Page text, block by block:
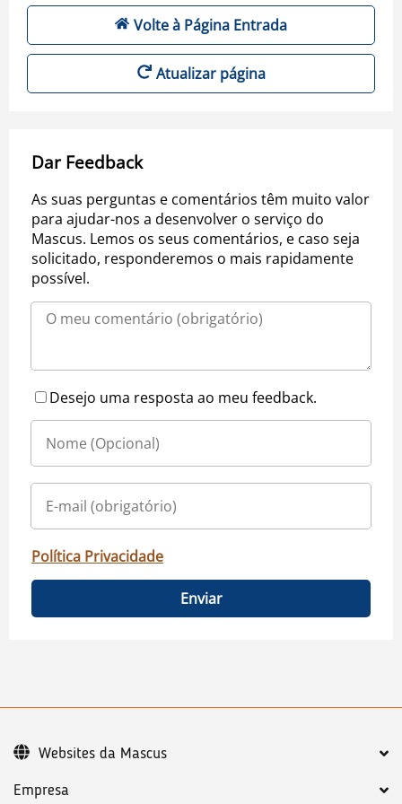
Volte à Página Entrada
Atualizar página
Dar Feedback
As suas perguntas e comentários têm muito valor
para ajudar-nos a desenvolver o serviço do
Mascus. Lemos os seus comentários, e caso seja
solicitado, responderemos o mais rapidamente
possível.
Desejo uma resposta ao meu feedback.
Política Privacidade
Enviar
Empresa
Websites da Mascus